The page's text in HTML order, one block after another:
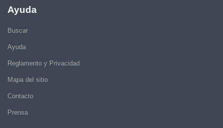
Ayuda
Buscar
Ayuda
Reglamento y Privacidad
Mapa del sitio
Contacto
Prensa